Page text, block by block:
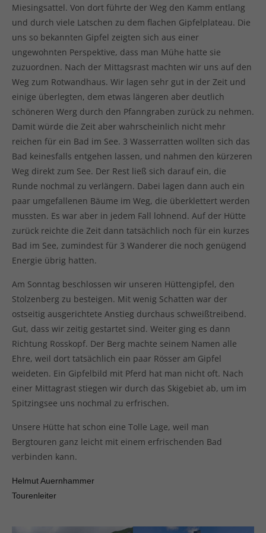
Miesingsattel. Von dort führte der Weg den Kamm entlang
und durch viele Latschen zu dem flachen Gipfelplateau. Die
uns so bekannten Gipfel zeigten sich aus einer
ungewohnten Perspektive, dass man Mühe hatte sie
zuzuordnen. Nach der Mittagsrast machten wir uns auf den
Weg zum Rotwandhaus. Wir lagen sehr gut in der Zeit und
einige überlegten, dem etwas längeren aber deutlich
schöneren Werg durch den Pfanngraben zurück zu nehmen.
Damit würde die Zeit aber wahrscheinlich nicht mehr
reichen für ein Bad im See. 3 Wasserratten wollten sich das
Bad keinesfalls entgehen lassen, und nahmen den kürzeren
Weg direkt zum See. Der Rest ließ sich darauf ein, die
Runde nochmal zu verlängern. Dabei lagen dann auch ein
paar umgefallenen Bäume im Weg, die überklettert werden
mussten. Es war aber in jedem Fall lohnend. Auf der Hütte
zurück reichte die Zeit dann tatsächlich noch für ein kurzes
Bad im See, zumindest für 3 Wanderer die noch genügend
Energie übrig hatten.
Am Sonntag beschlossen wir unseren Hüttengipfel, den
Stolzenberg zu besteigen. Mit wenig Schatten war der
ostseitig ausgerichtete Anstieg durchaus schweißtreibend.
Gut, dass wir zeitig gestartet sind. Weiter ging es dann
Richtung Rosskopf. Der Berg machte seinem Namen alle
Ehre, weil dort tatsächlich ein paar Rösser am Gipfel
weideten. Ein Gipfelbild mit Pferd hat man nicht oft. Nach
einer Mittagrast stiegen wir durch das Skigebiet ab, um im
Spitzingsee uns nochmal zu erfrischen.
Unsere Hütte hat schon eine Tolle Lage, weil man
Bergtouren ganz leicht mit einem erfrischenden Bad
verbinden kann.
Helmut Auernhammer
Tourenleiter